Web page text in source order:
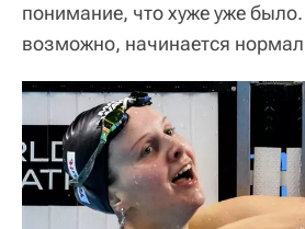
понимание, что хуже уже
возможно, начинается